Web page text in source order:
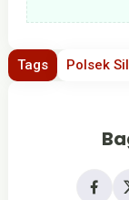
Tags Polsek